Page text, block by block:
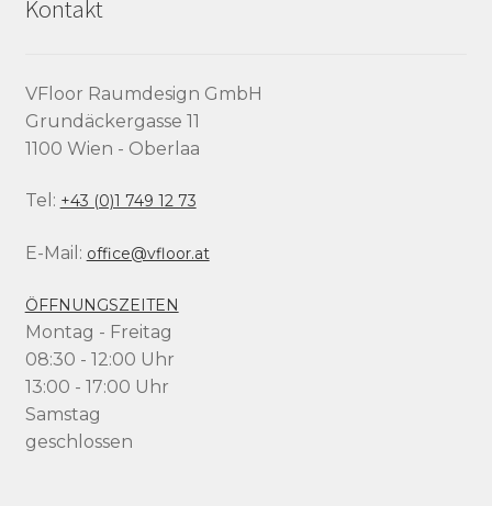
Kontakt
VFloor Raumdesign GmbH
Grundäckergasse 11
1100 Wien - Oberlaa
Tel: +43 (0)1 749 12 73
E-Mail: office@vfloor.at
ÖFFNUNGSZEITEN
Montag - Freitag
08:30 - 12:00 Uhr
13:00 - 17:00 Uhr
Samstag
geschlossen